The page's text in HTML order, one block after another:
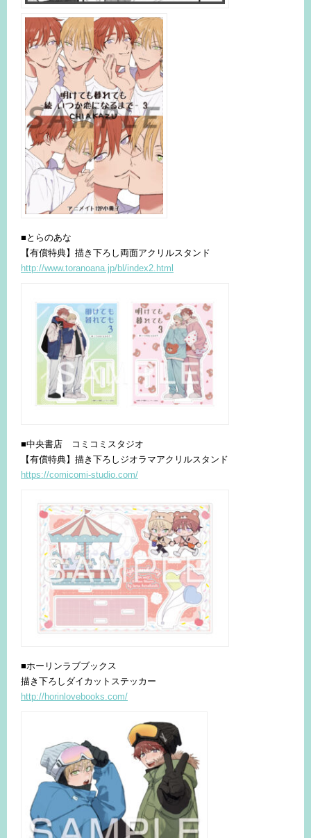
■とらのあな
【有償特典】描き下ろし両面アクリルスタンド
http://www.toranoana.jp/bl/index2.html
■中央書店 コミコミスタジオ
【有償特典】描き下ろしジオラマアクリルスタンド
https://comicomi-studio.com/
■ホーリンラブブックス
描き下ろしダイカットステッカー
http://horinlovebooks.com/